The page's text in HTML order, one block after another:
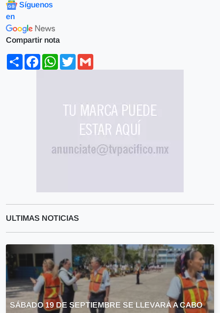
Síguenos
en
Compartir nota
ShareFacebookWhatsApp
Twitter
ULTIMAS NOTICIAS
SÁBADO 19 DE SEPTIEMBRE SE LLEVARÁ A CABO